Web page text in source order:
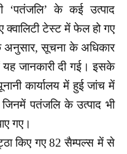
‘पतंजलि’ के कई उत्‍पाद
क्‍वालिटी टेस्‍ट में फेल हो गए
के अनुसार, सूचना के अधिकार
जानकारी दी गई। इसके
कार्यालय में हुई जांच में
पतंजलि के उत्‍पाद भी
गए।
किए गए 82 सैम्‍पल्‍स में से